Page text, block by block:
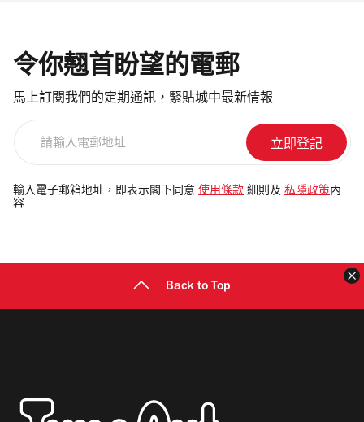
令你翹首盼望的電郵
馬上訂閱我們的定期通訊，緊貼城中最新情報
電
郵
輸入電子郵箱地址，即表示閣下同意 使用條款 細則及 私隱政策 內
容
Back to Top